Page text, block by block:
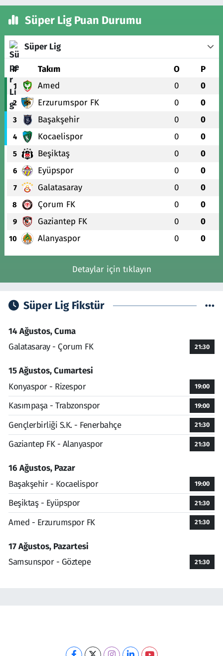
Süper Lig Puan Durumu
Süper Lig
# Takım O P
1 Amed 0 0
2 Erzurumspor FK 0 0
3 Başakşehir 0 0
4 Kocaelispor 0 0
5 Beşiktaş 0 0
6 Eyüpspor 0 0
7 Galatasaray 0 0
8 Çorum FK 0 0
9 Gaziantep FK 0 0
10 Alanyaspor 0 0
Detaylar için tıklayın
Süper Lig Fikstür
14 Ağustos, Cuma
Galatasaray - Çorum FK
21:30
15 Ağustos, Cumartesi
Konyaspor - Rizespor
19:00
Kasımpaşa - Trabzonspor 19:00
Gençlerbirliği S.K. - Fenerbahçe 21:30
Gaziantep FK - Alanyaspor 21:30
16 Ağustos, Pazar
Başakşehir - Kocaelispor
19:00
Beşiktaş - Eyüpspor 21:30
Amed - Erzurumspor FK 21:30
17 Ağustos, Pazartesi
Samsunspor - Göztepe
21:30